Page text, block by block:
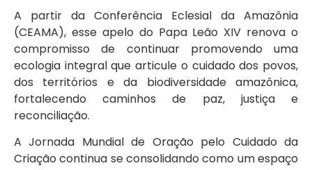
A partir da Conferência Eclesial da Amazônia
(CEAMA), esse apelo do Papa Leão XIV renova o
compromisso de continuar promovendo uma
ecologia integral que articule o cuidado dos povos,
dos territórios e da biodiversidade amazônica,
fortalecendo caminhos de paz, justiça e
reconciliação.
A Jornada Mundial de Oração pelo Cuidado da
Criação continua se consolidando como um espaço